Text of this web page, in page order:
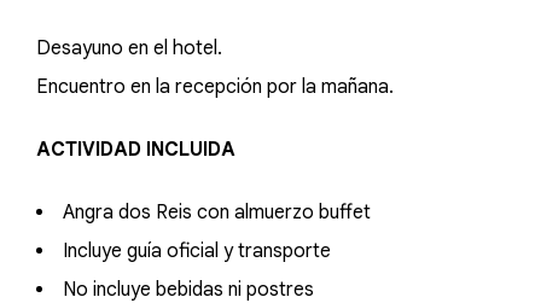
Desayuno en el hotel.
Encuentro en la recepción por la mañana.
ACTIVIDAD INCLUIDA
Angra dos Reis con almuerzo buffet
Incluye guía oficial y transporte
No incluye bebidas ni postres